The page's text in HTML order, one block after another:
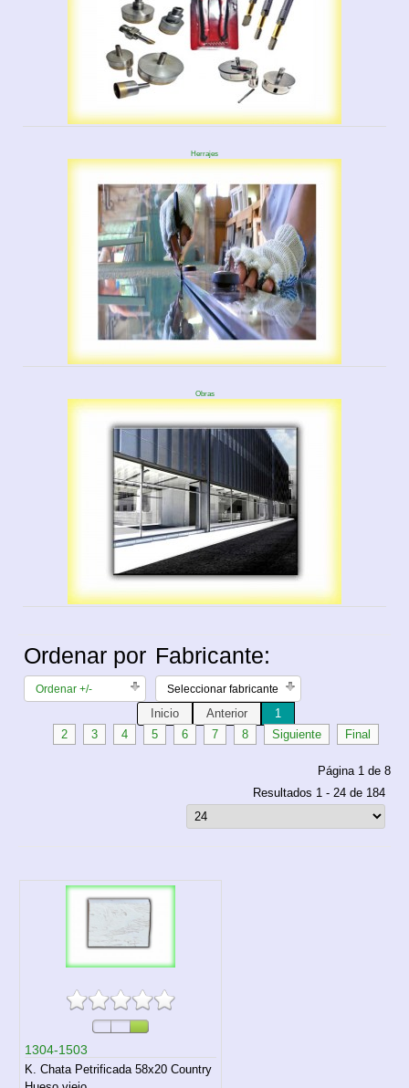
Herrajes
Obras
Ordenar por
Ordenar +/-
Fabricante:
Seleccionar fabricante
Inicio Anterior
1
2
3 4 5 6 7 8 Siguiente Final
Página 1 de 8
Resultados 1 - 24 de 184
1304-1503
K. Chata Petrificada 58x20 Country